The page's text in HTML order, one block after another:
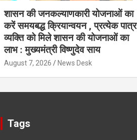
शासन की जनकल्याणकारी योजनाओं का
करें समयबद्ध क्रियान्वयन , प्रत्येक पात्र
व्यक्ति को मिले शासन की योजनाओं का
लाभ : मुख्यमंत्री विष्णुदेव साय
August 7, 2026 News Desk
Tags